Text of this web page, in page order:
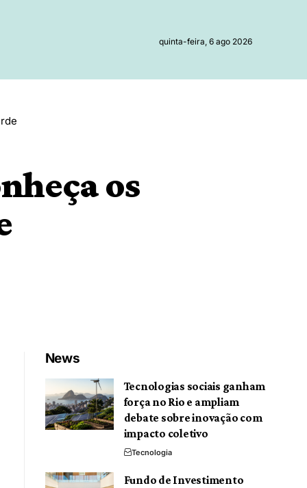
quinta-feira, 6 ago 2026
os
News
Tecnologias sociais ganham
força no Rio e ampliam
debate sobre inovação com
impacto coletivo
Tecnologia
Fundo de Investimento